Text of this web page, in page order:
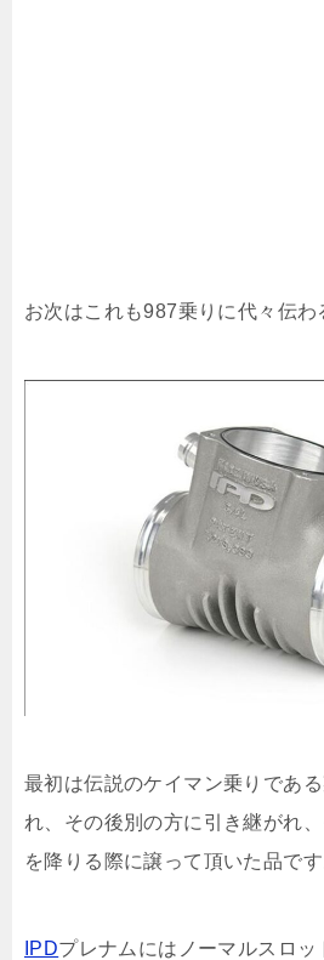
お次はこれも987乗りに代々伝わ
最初は伝説のケイマン乗りであ
れ、その後別の方に引き継がれ
を降りる際に譲って頂いた品です
IPDプレナムにはノーマルスロッ